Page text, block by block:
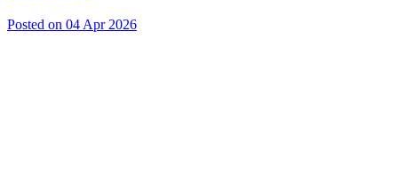
Posted on 04 Apr 2026